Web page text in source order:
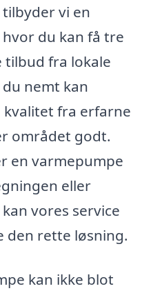
vi en
du kan få tre
fra lokale
nemt kan
fra erfarne
området godt.
en varmepumpe
eller
vores service
den rette løsning.
kan ikke blot